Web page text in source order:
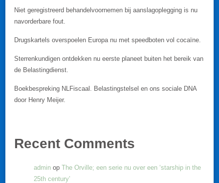
Niet geregistreerd behandelvoornemen bij aanslagoplegging is nu
navorderbare fout.
Drugskartels overspoelen Europa nu met speedboten vol cocaïne.
Sterrenkundigen ontdekken nu eerste planeet buiten het bereik van
de Belastingdienst.
Boekbespreking NLFiscaal. Belastingstelsel en ons sociale DNA
door Henry Meijer.
Recent Comments
admin op The Orville; een serie nu over een ‘starship in the
25th century’